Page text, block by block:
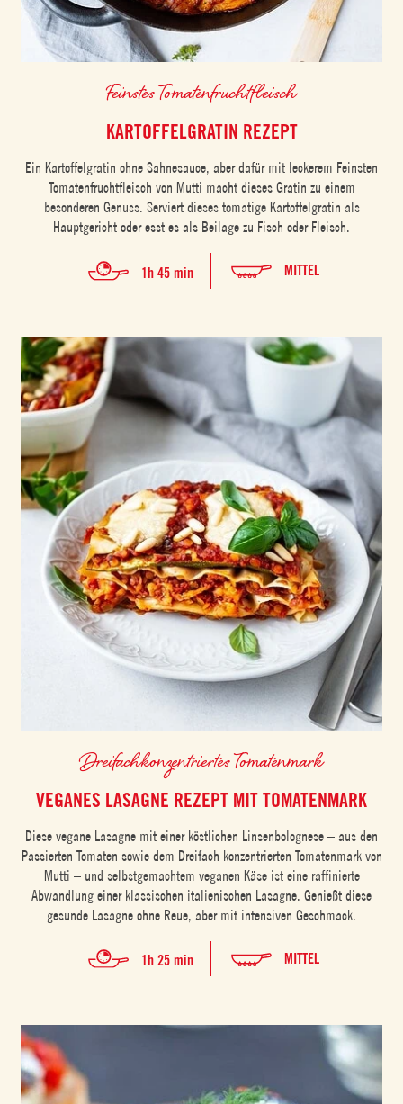
Feinstes Tomatenfruchtfleisch
KARTOFFELGRATIN REZEPT
Ein Kartoffelgratin ohne Sahnesauce, aber dafür mit leckerem Feinsten
Tomatenfruchtfleisch von Mutti macht dieses Gratin zu einem
besonderen Genuss. Serviert dieses tomatige Kartoffelgratin als
Hauptgericht oder esst es als Beilage zu Fisch oder Fleisch.
1h 45 min MITTEL
Dreifachkonzentriertes Tomatenmark
VEGANES LASAGNE REZEPT MIT TOMATENMARK
Diese vegane Lasagne mit einer köstlichen Linsenbolognese – aus den
Passierten Tomaten sowie dem Dreifach konzentrierten Tomatenmark von
Mutti – und selbstgemachtem veganen Käse ist eine raffinierte
Abwandlung einer klassischen italienischen Lasagne. Genießt diese
gesunde Lasagne ohne Reue, aber mit intensiven Geschmack.
1h 25 min MITTEL